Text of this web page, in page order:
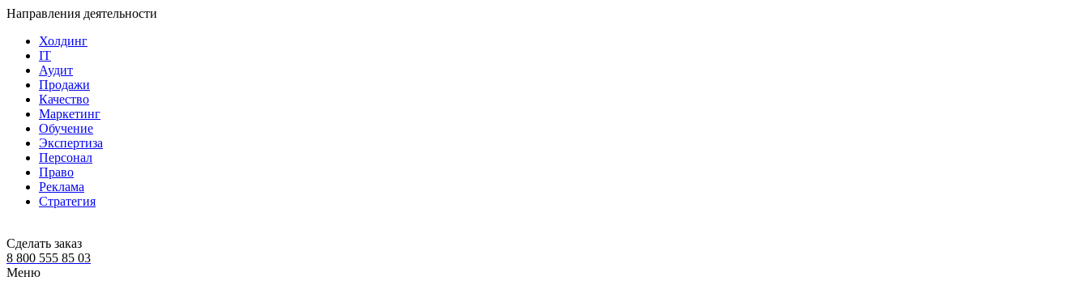
Направления деятельности
Холдинг
IT
Аудит
Продажи
Качество
Маркетинг
Обучение
Экспертиза
Персонал
Право
Реклама
Стратегия
Сделать заказ
8 800 555 85 03
Меню